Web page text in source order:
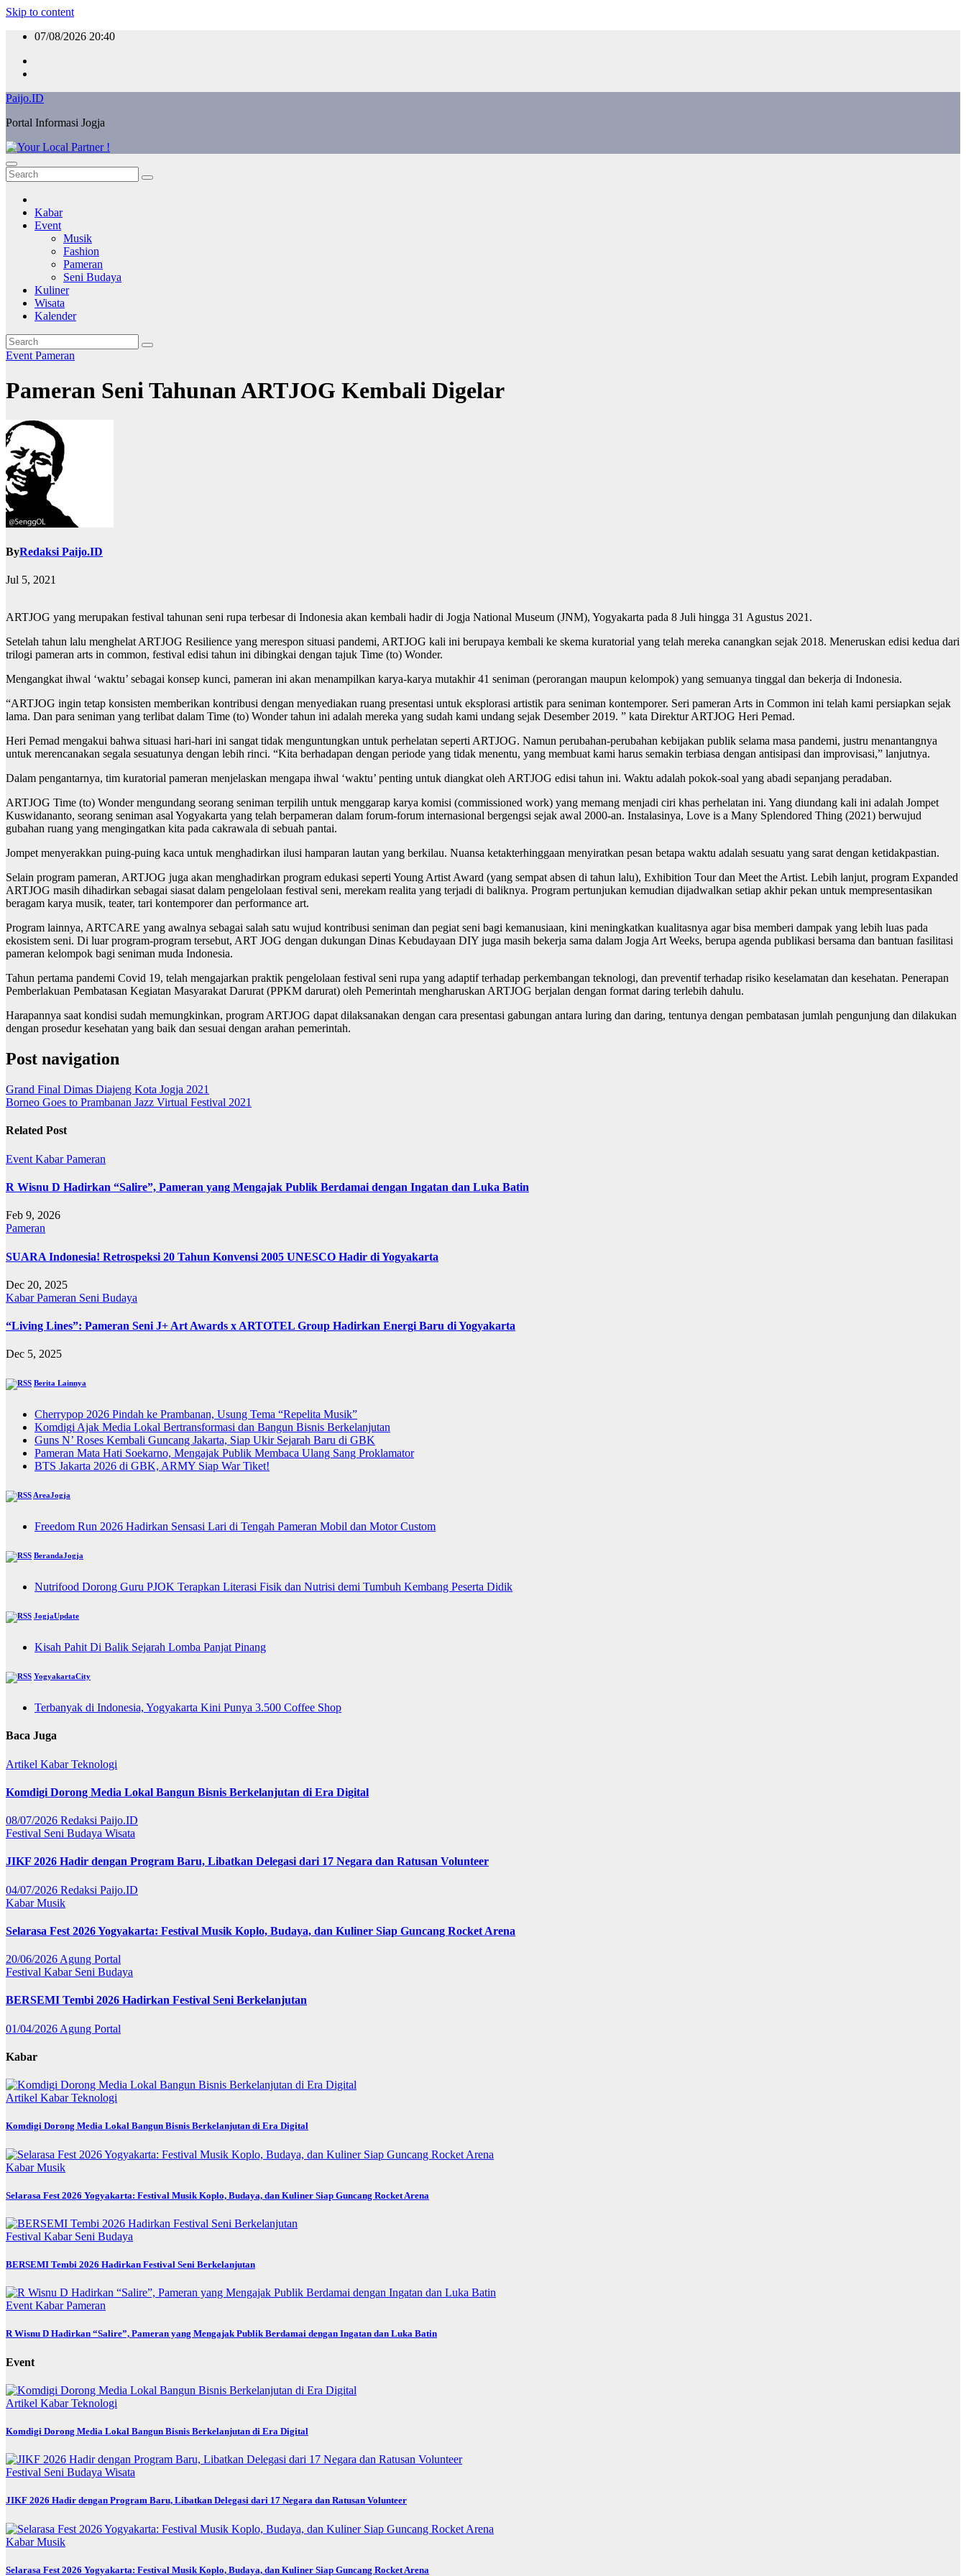
Skip to content
07/08/2026 20:40
Paijo.ID
Portal Informasi Jogja
Kabar
Event
Musik
Fashion
Pameran
Seni Budaya
Kuliner
Wisata
Kalender
Event Pameran
Pameran Seni Tahunan ARTJOG Kembali Digelar
ByRedaksi Paijo.ID
Jul 5, 2021
ARTJOG yang merupakan festival tahunan seni rupa terbesar di Indonesia akan kembali hadir di Jogja National Museum (JNM), Yogyakarta pada 8 Juli hingga 31 Agustus 2021.
Setelah tahun lalu menghelat ARTJOG Resilience yang merespon situasi pandemi, ARTJOG kali ini berupaya kembali ke skema kuratorial yang telah mereka canangkan sejak 2018. Meneruskan edisi kedua dari
trilogi pameran arts in common, festival edisi tahun ini dibingkai dengan tajuk Time (to) Wonder.
Mengangkat ihwal ‘waktu’ sebagai konsep kunci, pameran ini akan menampilkan karya-karya mutakhir 41 seniman (perorangan maupun kelompok) yang semuanya tinggal dan bekerja di Indonesia.
“ARTJOG ingin tetap konsisten memberikan kontribusi dengan menyediakan ruang presentasi untuk eksplorasi artistik para seniman kontemporer. Seri pameran Arts in Common ini telah kami persiapkan sejak
lama. Dan para seniman yang terlibat dalam Time (to) Wonder tahun ini adalah mereka yang sudah kami undang sejak Desember 2019. ” kata Direktur ARTJOG Heri Pemad.
Heri Pemad mengakui bahwa situasi hari-hari ini sangat tidak menguntungkan untuk perhelatan seperti ARTJOG. Namun perubahan-perubahan kebijakan publik selama masa pandemi, justru menantangnya
untuk merencanakan segala sesuatunya dengan lebih rinci. “Kita berhadapan dengan periode yang tidak menentu, yang membuat kami harus semakin terbiasa dengan antisipasi dan improvisasi,” lanjutnya.
Dalam pengantarnya, tim kuratorial pameran menjelaskan mengapa ihwal ‘waktu’ penting untuk diangkat oleh ARTJOG edisi tahun ini. Waktu adalah pokok-soal yang abadi sepanjang peradaban.
ARTJOG Time (to) Wonder mengundang seorang seniman terpilih untuk menggarap karya komisi (commissioned work) yang memang menjadi ciri khas perhelatan ini. Yang diundang kali ini adalah Jompet
Kuswidananto, seorang seniman asal Yogyakarta yang telah berpameran dalam forum-forum internasional bergengsi sejak awal 2000-an. Instalasinya, Love is a Many Splendored Thing (2021) berwujud
gubahan ruang yang mengingatkan kita pada cakrawala di sebuah pantai.
Jompet menyerakkan puing-puing kaca untuk menghadirkan ilusi hamparan lautan yang berkilau. Nuansa ketakterhinggaan menyiratkan pesan betapa waktu adalah sesuatu yang sarat dengan ketidakpastian.
Selain program pameran, ARTJOG juga akan menghadirkan program edukasi seperti Young Artist Award (yang sempat absen di tahun lalu), Exhibition Tour dan Meet the Artist. Lebih lanjut, program Expanded
ARTJOG masih dihadirkan sebagai siasat dalam pengelolaan festival seni, merekam realita yang terjadi di baliknya. Program pertunjukan kemudian dijadwalkan setiap akhir pekan untuk mempresentasikan
beragam karya musik, teater, tari kontemporer dan performance art.
Program lainnya, ARTCARE yang awalnya sebagai salah satu wujud kontribusi seniman dan pegiat seni bagi kemanusiaan, kini meningkatkan kualitasnya agar bisa memberi dampak yang lebih luas pada
ekosistem seni. Di luar program-program tersebut, ART JOG dengan dukungan Dinas Kebudayaan DIY juga masih bekerja sama dalam Jogja Art Weeks, berupa agenda publikasi bersama dan bantuan fasilitasi
pameran kelompok bagi seniman muda Indonesia.
Tahun pertama pandemi Covid 19, telah mengajarkan praktik pengelolaan festival seni rupa yang adaptif terhadap perkembangan teknologi, dan preventif terhadap risiko keselamatan dan kesehatan. Penerapan
Pemberlakuan Pembatasan Kegiatan Masyarakat Darurat (PPKM darurat) oleh Pemerintah mengharuskan ARTJOG berjalan dengan format daring terlebih dahulu.
Harapannya saat kondisi sudah memungkinkan, program ARTJOG dapat dilaksanakan dengan cara presentasi gabungan antara luring dan daring, tentunya dengan pembatasan jumlah pengunjung dan dilakukan
dengan prosedur kesehatan yang baik dan sesuai dengan arahan pemerintah.
Post navigation
Grand Final Dimas Diajeng Kota Jogja 2021
Borneo Goes to Prambanan Jazz Virtual Festival 2021
Related Post
Event KabarPameran
R Wisnu D Hadirkan “Salire”, Pameran yang Mengajak Publik Berdamai dengan Ingatan dan Luka Batin
Feb 9, 2026
Pameran
SUARA Indonesia! Retrospeksi 20 Tahun Konvensi 2005 UNESCO Hadir di Yogyakarta
Dec 20, 2025
KabarPameran Seni Budaya
“Living Lines”: Pameran Seni J+ Art Awards x ARTOTEL Group Hadirkan Energi Baru di Yogyakarta
Dec 5, 2025
Berita Lainnya
Cherrypop 2026 Pindah ke Prambanan, Usung Tema “Repelita Musik”
Komdigi Ajak Media Lokal Bertransformasi dan Bangun Bisnis Berkelanjutan
Guns N’ Roses Kembali Guncang Jakarta, Siap Ukir Sejarah Baru di GBK
Pameran Mata Hati Soekarno, Mengajak Publik Membaca Ulang Sang Proklamator
BTS Jakarta 2026 di GBK, ARMY Siap War Tiket!
AreaJogja
Freedom Run 2026 Hadirkan Sensasi Lari di Tengah Pameran Mobil dan Motor Custom
BerandaJogja
Nutrifood Dorong Guru PJOK Terapkan Literasi Fisik dan Nutrisi demi Tumbuh Kembang Peserta Didik
JogjaUpdate
Kisah Pahit Di Balik Sejarah Lomba Panjat Pinang
YogyakartaCity
Terbanyak di Indonesia, Yogyakarta Kini Punya 3.500 Coffee Shop
Baca Juga
Artikel KabarTeknologi
Komdigi Dorong Media Lokal Bangun Bisnis Berkelanjutan di Era Digital
08/07/2026 Redaksi Paijo.ID
Festival Seni Budaya Wisata
JIKF 2026 Hadir dengan Program Baru, Libatkan Delegasi dari 17 Negara dan Ratusan Volunteer
04/07/2026 Redaksi Paijo.ID
KabarMusik
Selarasa Fest 2026 Yogyakarta: Festival Musik Koplo, Budaya, dan Kuliner Siap Guncang Rocket Arena
20/06/2026 Agung Portal
Festival Kabar Seni Budaya
BERSEMI Tembi 2026 Hadirkan Festival Seni Berkelanjutan
01/04/2026 Agung Portal
Kabar
Artikel KabarTeknologi
Komdigi Dorong Media Lokal Bangun Bisnis Berkelanjutan di Era Digital
KabarMusik
Selarasa Fest 2026 Yogyakarta: Festival Musik Koplo, Budaya, dan Kuliner Siap Guncang Rocket Arena
Festival Kabar Seni Budaya
BERSEMI Tembi 2026 Hadirkan Festival Seni Berkelanjutan
Event KabarPameran
R Wisnu D Hadirkan “Salire”, Pameran yang Mengajak Publik Berdamai dengan Ingatan dan Luka Batin
Event
Artikel KabarTeknologi
Komdigi Dorong Media Lokal Bangun Bisnis Berkelanjutan di Era Digital
Festival Seni Budaya Wisata
JIKF 2026 Hadir dengan Program Baru, Libatkan Delegasi dari 17 Negara dan Ratusan Volunteer
KabarMusik
Selarasa Fest 2026 Yogyakarta: Festival Musik Koplo, Budaya, dan Kuliner Siap Guncang Rocket Arena